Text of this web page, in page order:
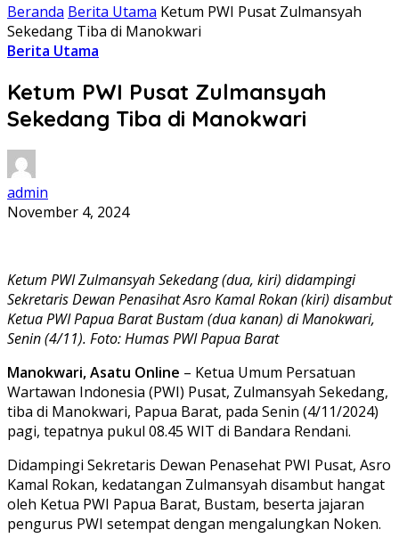
Beranda Berita Utama Ketum PWI Pusat Zulmansyah
Sekedang Tiba di Manokwari
Berita Utama
Ketum PWI Pusat Zulmansyah
Sekedang Tiba di Manokwari
admin
November 4, 2024
Ketum PWI Zulmansyah Sekedang (dua, kiri) didampingi
Sekretaris Dewan Penasihat Asro Kamal Rokan (kiri) disambut
Ketua PWI Papua Barat Bustam (dua kanan) di Manokwari,
Senin (4/11). Foto: Humas PWI Papua Barat
Manokwari, Asatu Online – Ketua Umum Persatuan
Wartawan Indonesia (PWI) Pusat, Zulmansyah Sekedang,
tiba di Manokwari, Papua Barat, pada Senin (4/11/2024)
pagi, tepatnya pukul 08.45 WIT di Bandara Rendani.
Didampingi Sekretaris Dewan Penasehat PWI Pusat, Asro
Kamal Rokan, kedatangan Zulmansyah disambut hangat
oleh Ketua PWI Papua Barat, Bustam, beserta jajaran
pengurus PWI setempat dengan mengalungkan Noken.